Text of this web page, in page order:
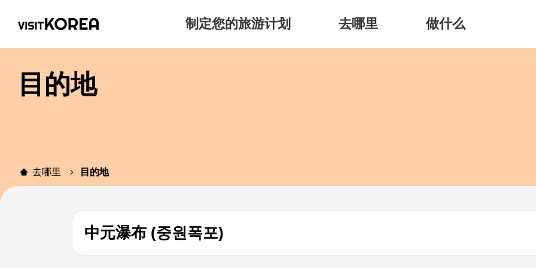
制定您的旅游计划 去哪里 做什么
目的地
去哪里 目的地
中元瀑布 (중원폭포)